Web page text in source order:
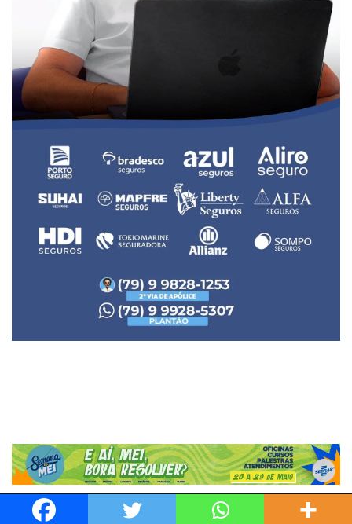
Neve| Movido a WordPress